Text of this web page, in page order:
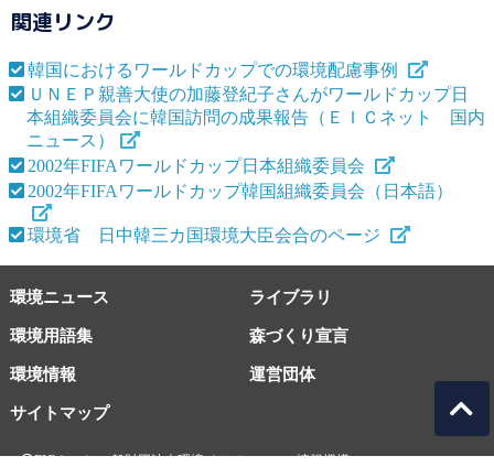
関連リンク
韓国におけるワールドカップでの環境配慮事例
ＵＮＥＰ親善大使の加藤登紀子さんがワールドカップ日
本組織委員会に韓国訪問の成果報告（ＥＩＣネット 国内
ニュース）
2002年FIFAワールドカップ日本組織委員会
2002年FIFAワールドカップ韓国組織委員会（日本語）
環境省 日中韓三カ国環境大臣会合のページ
環境ニュース ライブラリ
環境用語集 森づくり宣言
環境情報
サイトマップ
運営団体
EICネット 一般財団法人環境イノベーション情報機構